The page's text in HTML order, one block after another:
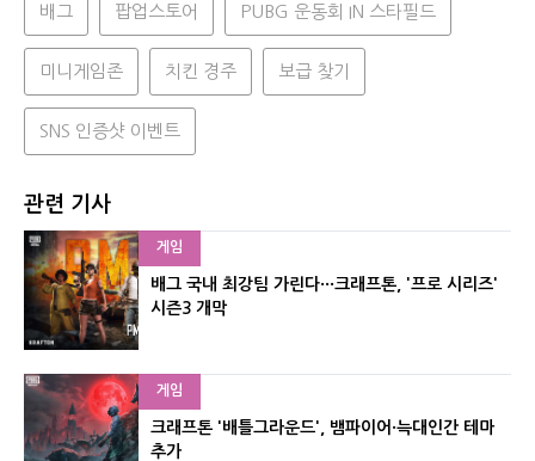
배그 팝업스토어 PUBG 운동회 IN 스타필드
미니게임존 치킨 경주 보급 찾기
SNS 인증샷 이벤트
관련 기사
게임
배그 국내 최강팀 가린다···크래프톤, '프로 시리즈'
시즌3 개막
게임
크래프톤 '배틀그라운드', 뱀파이어·늑대인간 테마
추가